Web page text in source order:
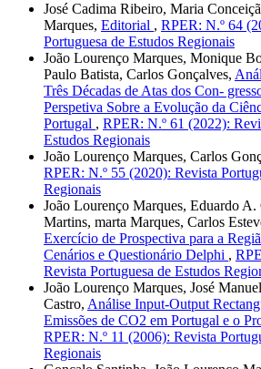
José Cadima Ribeiro, Maria
Marques, Editorial , RPER: N.º 64
Portuguesa de Estudos Regionais
João Lourenço Marques, Monique
Paulo Batista, Carlos Gonçalves,
Três Décadas de Atas dos Con-
Perspetiva Sobre a Evolução da
Portugal , RPER: N.º 61 (2022):
Estudos Regionais
João Lourenço Marques, Carlos
RPER: N.º 55 (2020): Revista
Regionais
João Lourenço Marques, Eduardo A.
Martins, marta Marques, Carlos
Exercício de Prospectiva para a
Cenários e Questionário Delphi ,
Revista Portuguesa de Estudos
João Lourenço Marques, José
Castro, Análise Input-Output
Emissões de CO2 em Portugal e o
RPER: N.º 11 (2006): Revista
Regionais